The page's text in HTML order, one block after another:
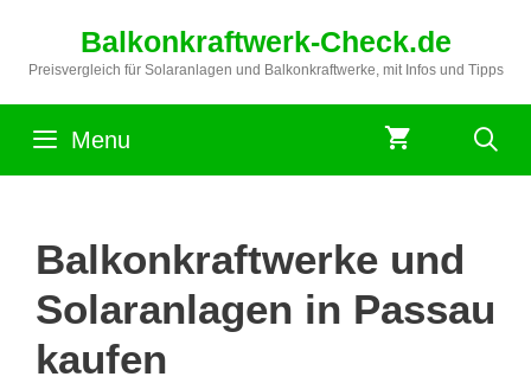
springen
Balkonkraftwerk-Check.de
Preisvergleich für Solaranlagen und Balkonkraftwerke, mit Infos und Tipps
Menu
Balkonkraftwerke und
Solaranlagen in Passau
kaufen